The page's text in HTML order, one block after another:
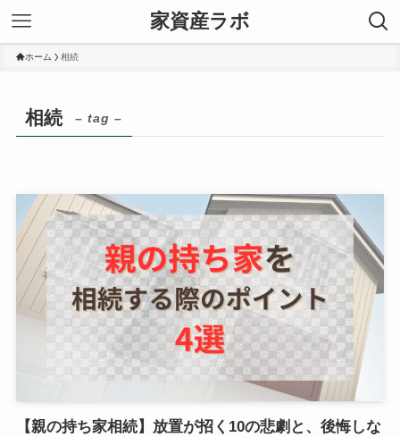
家資産ラボ
ホーム 相続
相続 – tag –
【親の持ち家相続】放置が招く10の悲劇と、後悔しな